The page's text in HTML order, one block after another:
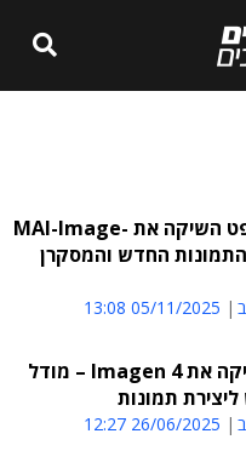
מיקרוסופט השיקה את MAI-Image-
התמונות החדש והמסקרן
05/11/2025 13:08
גוגל השיקה את Imagen 4 – מודל
תמונות
26/06/2025 12:27